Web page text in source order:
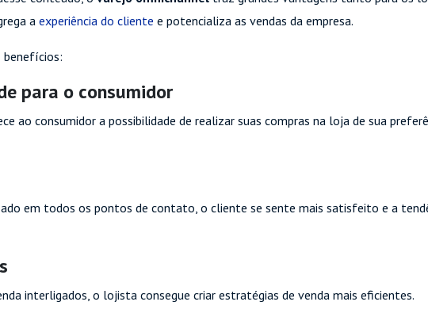
a experiência do cliente e potencializa as vendas da empresa.
benefícios:
para o consumidor
ao consumidor a possibilidade de realizar suas compras na loja de sua
em todos os pontos de contato, o cliente se sente mais satisfeito e a
interligados, o lojista consegue criar estratégias de venda mais eficientes.